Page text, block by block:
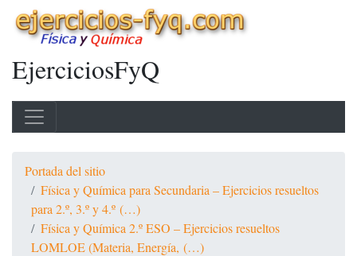
EjerciciosFyQ
Portada del sitio
Física y Química para Secundaria – Ejercicios resueltos
para 2.º, 3.º y 4.º (…)
Física y Química 2.º ESO – Ejercicios resueltos
LOMLOE (Materia, Energía, (…)